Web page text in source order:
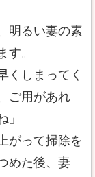
明るい妻の素
す。
くしまってく
ご用があれ
」
がって掃除を
めた後、妻